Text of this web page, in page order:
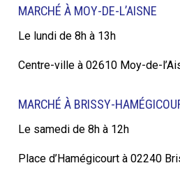
MARCHÉ À MOY-DE-L’AISNE
Le lundi de 8h à 13h
Centre-ville à 02610 Moy-de-
MARCHÉ À BRISSY-
Le samedi de 8h à 12h
Place d’Hamégicourt à 02240